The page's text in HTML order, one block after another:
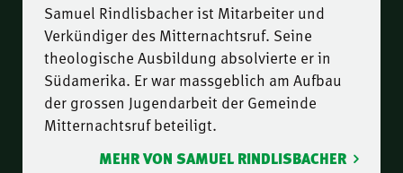
Samuel Rindlisbacher ist Mitarbeiter und
Verkündiger des Mitternachtsruf. Seine
theologische Ausbildung absolvierte er in
Südamerika. Er war massgeblich am Aufbau
der grossen Jugendarbeit der Gemeinde
Mitternachtsruf beteiligt.
MEHR VON SAMUEL RINDLISBACHER